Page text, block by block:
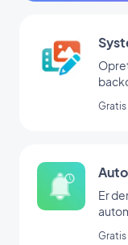
Gratis
Er
Gratis